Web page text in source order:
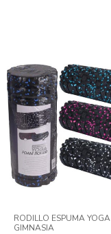
RODILLO ESPUMA YOGA
GIMNASIA